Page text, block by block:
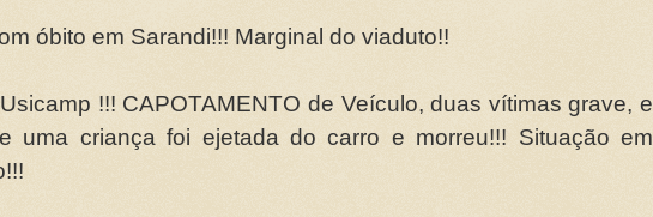
óbito em Sarandi!!! Marginal do viaduto!!
!!! CAPOTAMENTO de Veículo, duas vítimas grave, e
uma criança foi ejetada do carro e morreu!!! Situação em